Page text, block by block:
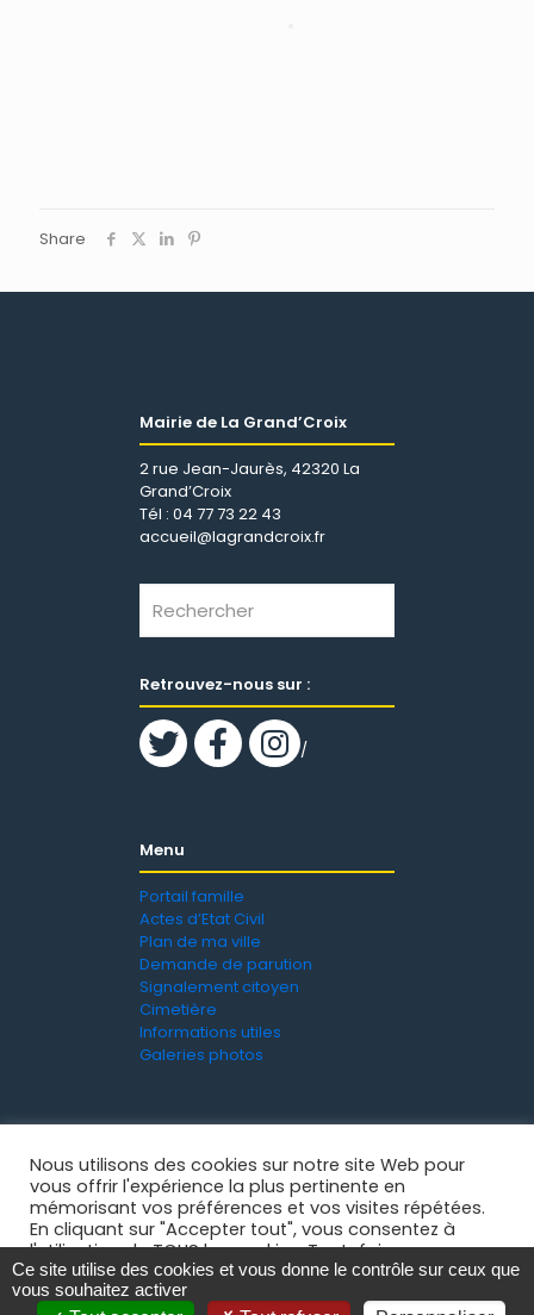
Share
Mairie de La Grand’Croix
2 rue Jean-Jaurès, 42320 La
Grand’Croix
Tél : 04 77 73 22 43
accueil@lagrandcroix.fr
Retrouvez-nous sur :
/
Menu
Portail famille
Actes d’Etat Civil
Plan de ma ville
Demande de parution
Signalement citoyen
Cimetière
Informations utiles
Galeries photos
Mentions légales
Nous utilisons des cookies sur notre site Web pour
vous offrir l'expérience la plus pertinente en
mémorisant vos préférences et vos visites répétées.
En cliquant sur "Accepter tout", vous consentez à
l'utilisation de TOUS les cookies. Toutefois, vous
pouvez visiter "Paramètres des cookies" pour fournir
un consentement contrôlé.
Ce site utilise des cookies et vous donne le contrôle sur ceux que
vous souhaitez activer